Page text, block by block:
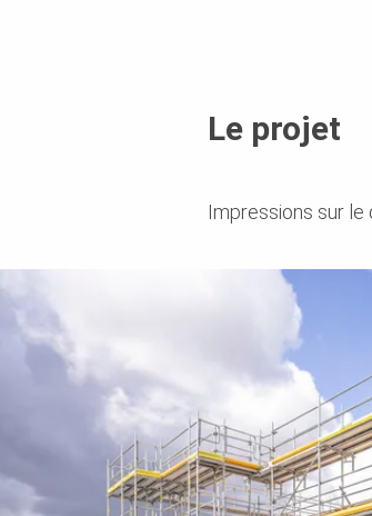
Le projet
Impressions sur